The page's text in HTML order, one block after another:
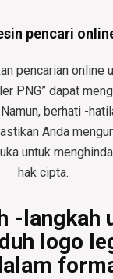
pencari
pencarian online
PNG” dapat
berhati -
Anda
untuk
hak cipta.
-langkah
logo